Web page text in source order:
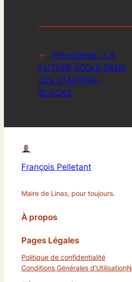
← Précédente : LA
FUTURE ÉCOLE DANS
LES STARTING-
BLOCKS
François Pelletant
Maire de Linas, pour toujours.
À propos
Pages Légales
Politique de confidentialité
Conditions Générales d’Utilisation